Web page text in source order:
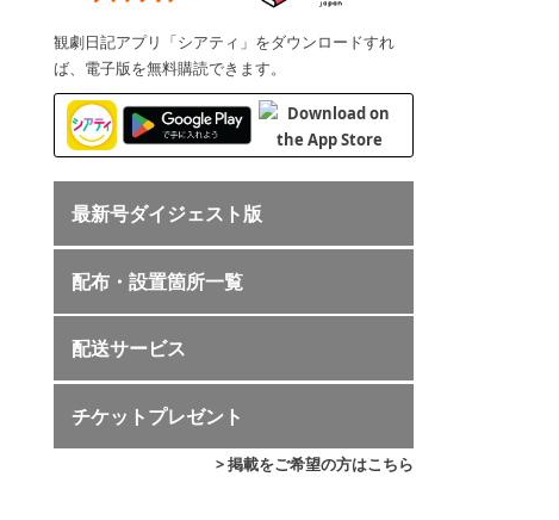
観劇日記アプリ「シアティ」をダウンロードすれ
ば、電子版を無料購読できます。
最新号ダイジェスト版
配布・設置箇所一覧
配送サービス
チケットプレゼント
> 掲載をご希望の方はこちら